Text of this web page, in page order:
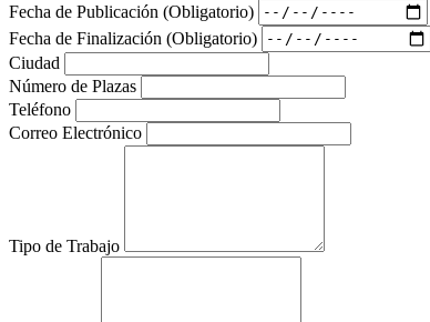
Fecha de Publicación (Obligatorio)
Fecha de Finalización (Obligatorio)
Ciudad
Número de Plazas
Teléfono
Correo Electrónico
Tipo de Trabajo